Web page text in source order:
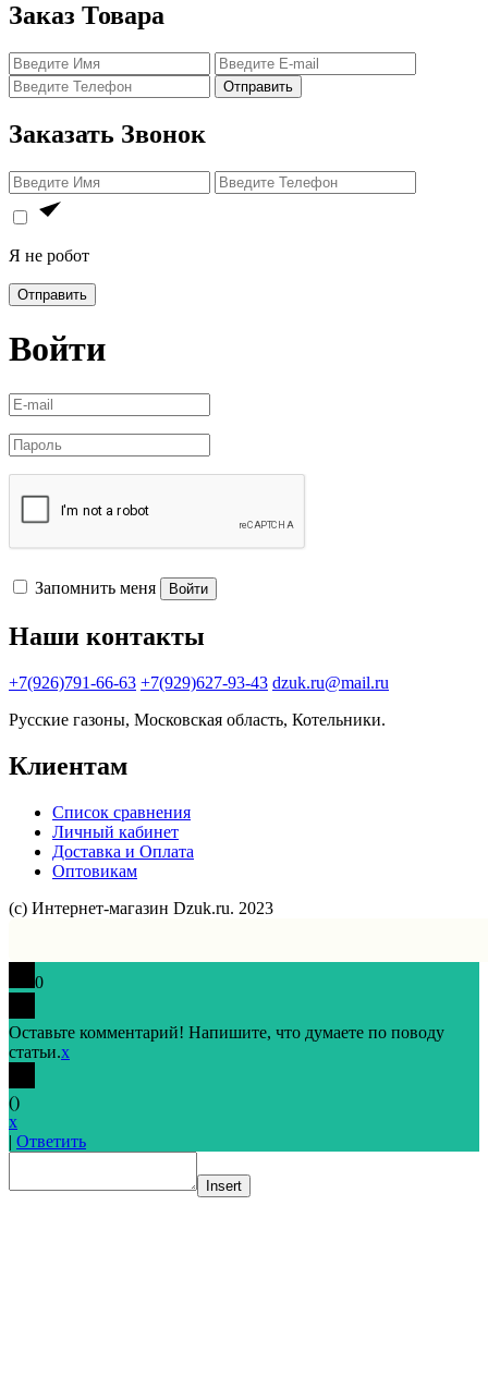
Заказ Товара
Отправить
Заказать Звонок
Я не робот
Отправить
Войти
Запомнить меня Войти
Наши контакты
+7(926)791-66-63 +7(929)627-93-43 dzuk.ru@mail.ru
Русские газоны, Московская область, Котельники.
Клиентам
Список сравнения
Личный кабинет
Доставка и Оплата
Оптовикам
(с) Интернет-магазин Dzuk.ru. 2023
0
Оставьте комментарий! Напишите, что думаете по поводу
статьи.x
()
x
| Ответить
Insert